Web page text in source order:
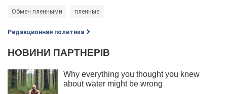
Обмен пленными пленные
Редакционная политика